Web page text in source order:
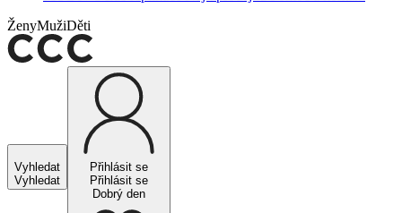
ŽenyMužiDěti
Vyhledat
Vyhledat
Přihlásit se
Přihlásit se
Dobrý den